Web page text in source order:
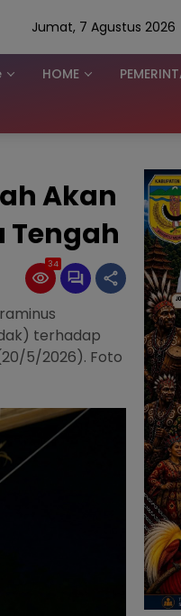
Jumat, 7 Agustus 2026
HOME
Akan
Tengah
34
terhadap
5/2026). Foto